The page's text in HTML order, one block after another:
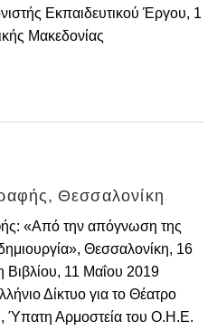
Εκπαιδευτικού Έργου, 1
Μακεδονίας
Θεσσαλονίκη
«Από την απόγνωση της
Θεσσαλονίκη, 16
Βιβλίου, 11 Μαΐου 2019
Δίκτυο για το Θέατρο
Ύπατη Αρμοστεία του Ο.Η.Ε.